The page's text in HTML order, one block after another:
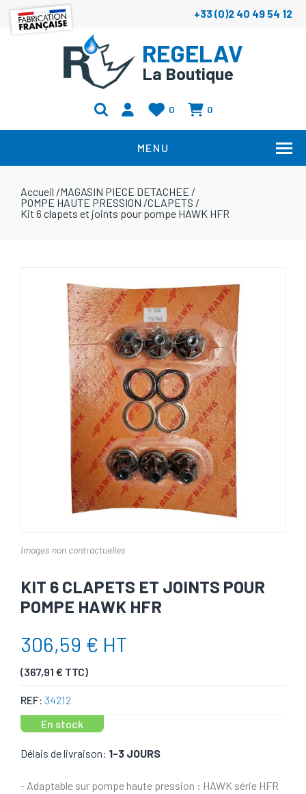
+33 (0)2 40 49 54 12
REGELAV
La Boutique
0 0
MENU
Accueil /MAGASIN PIECE DETACHEE /
POMPE HAUTE PRESSION /CLAPETS /
Kit 6 clapets et joints pour pompe HAWK HFR
Images non contractuelles
KIT 6 CLAPETS ET JOINTS POUR
POMPE HAWK HFR
306,59 € HT
(367,91 € TTC)
REF: 34212
En stock
Délais de livraison: 1-3 JOURS
- Adaptable sur pompe haute pression : HAWK série HFR